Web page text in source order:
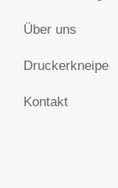
Über uns
Druckerkneipe
Kontakt